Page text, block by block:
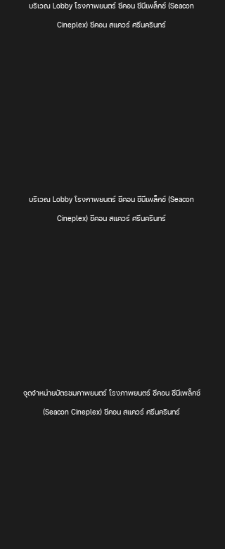
บริเวณ Lobby โรงภาพยนตร์ ซีคอน ซีนีเพล็กซ์ (Seacon
Cineplex) ซีคอน สแควร์ ศรีนครินทร์
บริเวณ Lobby โรงภาพยนตร์ ซีคอน ซีนีเพล็กซ์ (Seacon
Cineplex) ซีคอน สแควร์ ศรีนครินทร์
จุดจำหน่ายบัตรชมภาพยนตร์ โรงภาพยนตร์ ซีคอน ซีนีเพล็กซ์
(Seacon Cineplex) ซีคอน สแควร์ ศรีนครินทร์